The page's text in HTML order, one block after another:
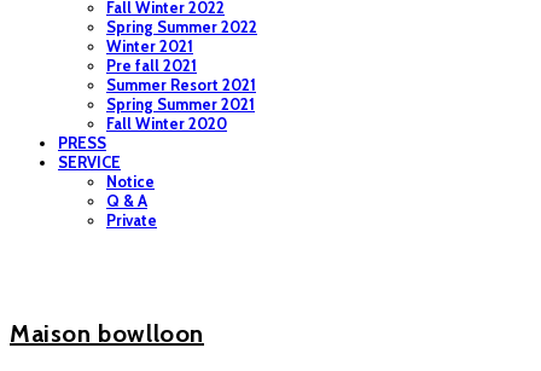
Fall Winter 2022
Spring Summer 2022
Winter 2021
Pre fall 2021
Summer Resort 2021
Spring Summer 2021
Fall Winter 2020
PRESS
SERVICE
Notice
Q & A
Private
Maison bowlloon